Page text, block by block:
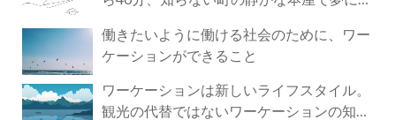
働きたいように働ける社会のために、ワー
ケーションができること
ワーケーションは新しいライフスタイル。
観光の代替ではないワーケーションの知ら